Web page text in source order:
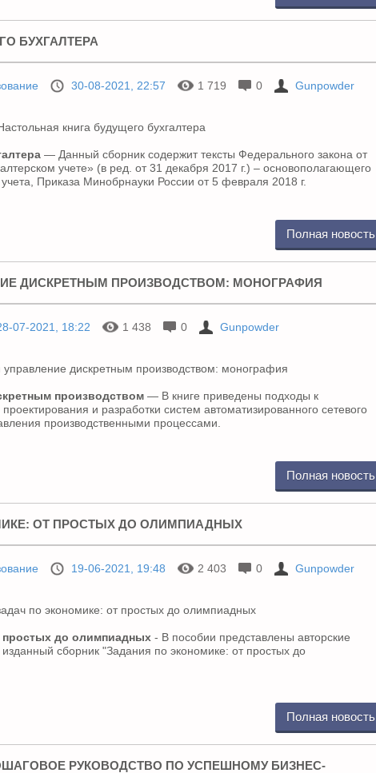
БУХГАЛТЕРА
30-08-2021, 22:57 1 719 0 Gunpowder
— Данный сборник содержит тексты Федерального закона от
учете» (в ред. от 31 декабря 2017 г.) – основополагающего
Приказа Минобрнауки России от 5 февраля 2018 г.
Полная новость
ДИСКРЕТНЫМ ПРОИЗВОДСТВОМ: МОНОГРАФИЯ
07-2021, 18:22 1 438 0 Gunpowder
производством — В книге приведены подходы к
и разработки систем автоматизированного сетевого
производственными процессами.
Полная новость
ОТ ПРОСТЫХ ДО ОЛИМПИАДНЫХ
19-06-2021, 19:48 2 403 0 Gunpowder
простых до олимпиадных - В пособии представлены авторские
сборник "Задания по экономике: от простых до
Полная новость
РУКОВОДСТВО ПО УСПЕШНОМУ БИЗНЕС-